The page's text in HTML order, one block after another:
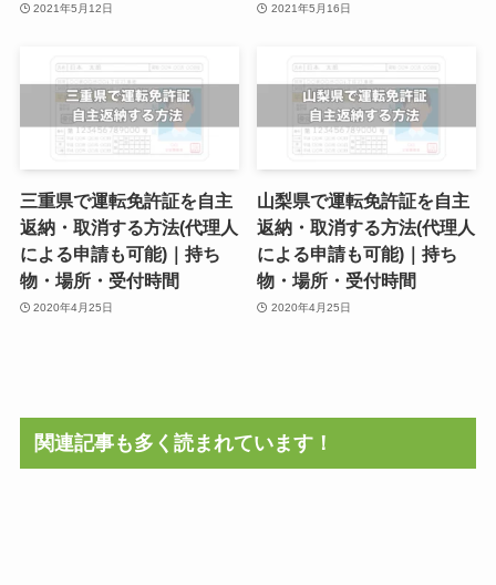
2021年5月12日 2021年5月16日
三重県で運転免許証を自主
返納・取消する方法(代理人
による申請も可能)｜持ち
物・場所・受付時間
2020年4月25日
山梨県で運転免許証を自主
返納・取消する方法(代理人
による申請も可能)｜持ち
物・場所・受付時間
2020年4月25日
関連記事も多く読まれています！